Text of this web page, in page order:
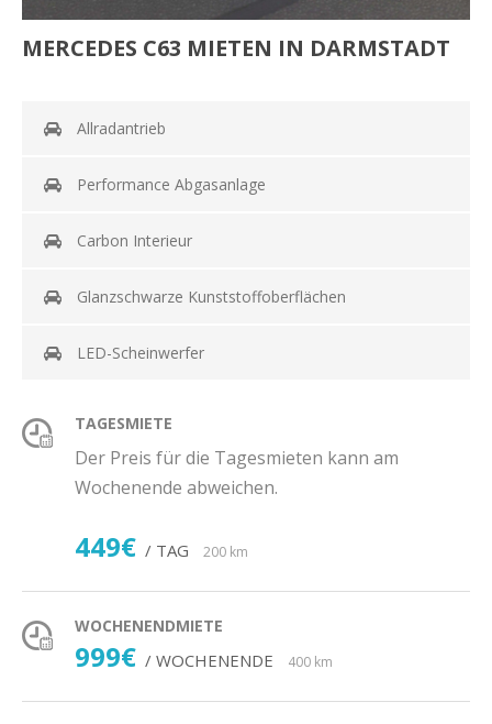
MERCEDES C63 MIETEN IN DARMSTADT
Allradantrieb
Performance Abgasanlage
Carbon Interieur
Glanzschwarze Kunststoffoberflächen
LED-Scheinwerfer
TAGESMIETE
Der Preis für die Tagesmieten kann am
Wochenende abweichen.
449€ / TAG 200 km
WOCHENENDMIETE
999€ / WOCHENENDE 400 km